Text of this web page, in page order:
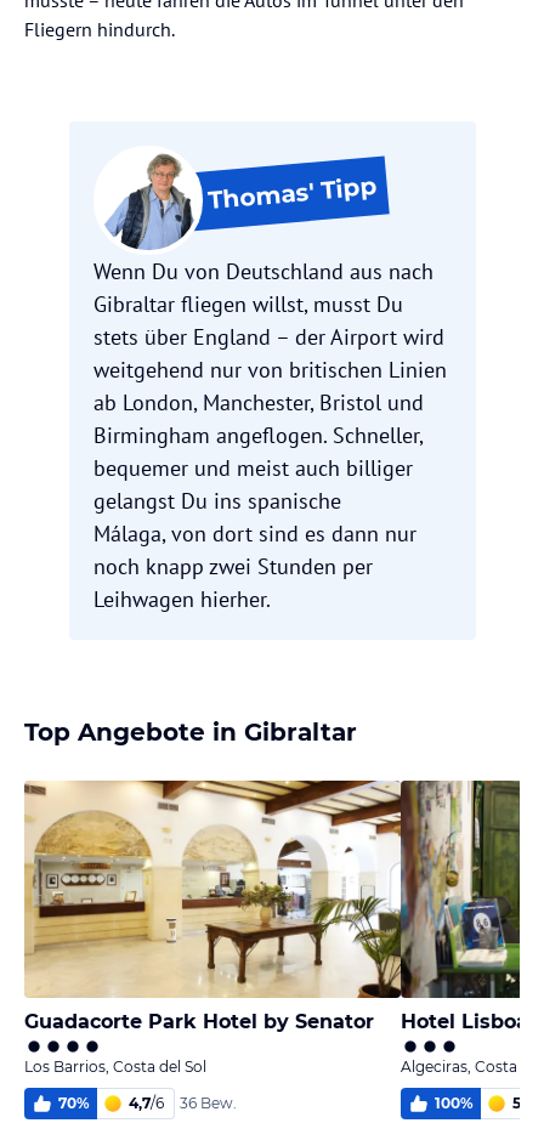
Fliegern hindurch.
Thomas'Tipp
Wenn Du von Deutschland aus nach
Gibraltar fliegen willst, musst Du
stets über England – der Airport wird
weitgehend nur von britischen Linien
ab London, Manchester, Bristol und
Birmingham angeflogen. Schneller,
bequemer und meist auch billiger
gelangst Du ins spanische
Málaga, von dort sind es dann nur
noch knapp zwei Stunden per
Leihwagen hierher.
Top Angebote in Gibraltar
Guadacorte Park Hotel by Senator
Los Barrios, Costa del Sol
70% 4,7/6 36 Bew.
Hotel Lisboa
Algeciras, Costa
100% 5,8